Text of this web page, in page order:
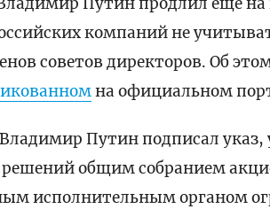
Путин продлил еще
компаний не
советов директоров. Об
на официальном
Владимир Путин подписал
общим собранием
исполнительным органом